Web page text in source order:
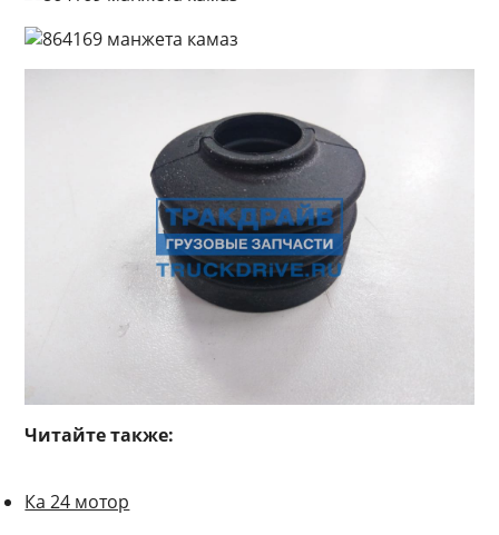
Читайте также:
Ка 24 мотор